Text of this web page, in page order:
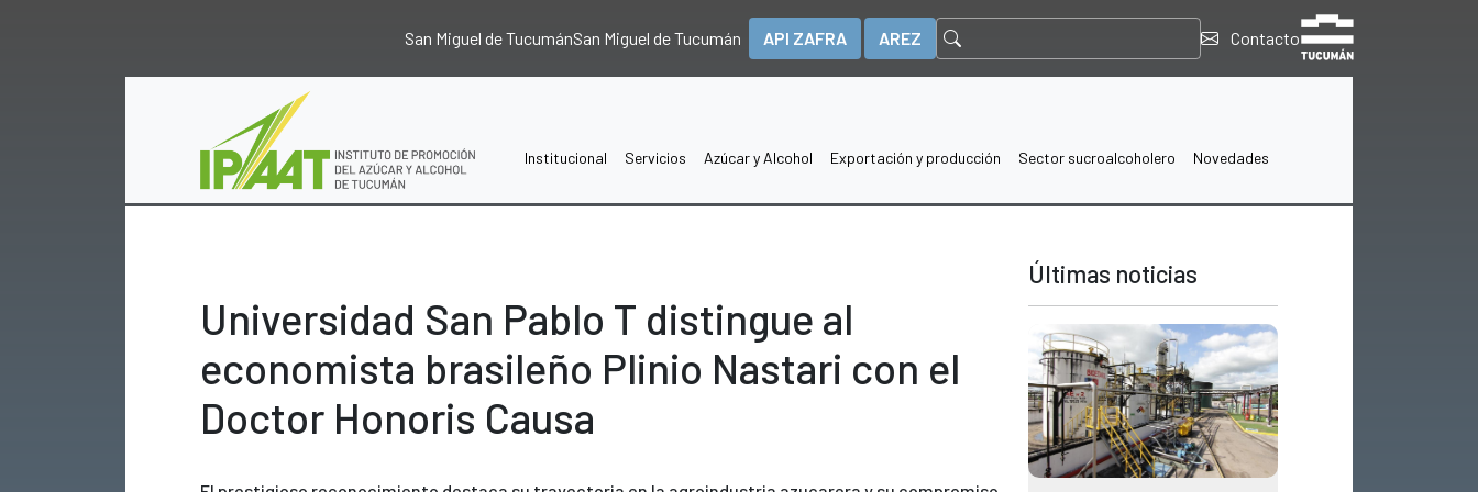
San Miguel de TucumánSan Miguel de Tucumán API ZAFRA AREZ Contacto
Institucional Servicios Azúcar y Alcohol Exportación y producción Sector sucroalcoholero Novedades
Universidad San Pablo T distingue al
economista brasileño Plinio Nastari con el
Doctor Honoris Causa
Últimas noticias